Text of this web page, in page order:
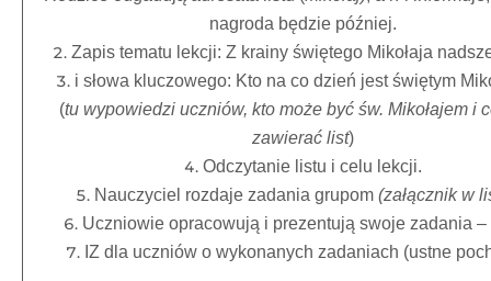
nagroda będzie później.
Zapis tematu lekcji: Z krainy świętego Mikołaja
i słowa kluczowego: Kto na co dzień jest świętym
(tu wypowiedzi uczniów, kto może być św. Mikołajem i
zawierać list)
Odczytanie listu i celu lekcji.
Nauczyciel rozdaje zadania grupom (załącznik w
Uczniowie opracowują i prezentują swoje zadania –
IZ dla uczniów o wykonanych zadaniach (ustne